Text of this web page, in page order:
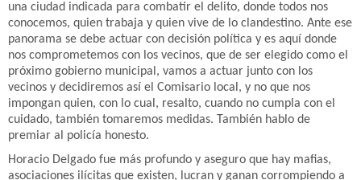
una ciudad indicada para combatir el delito, donde todos nos
conocemos, quien trabaja y quien vive de lo clandestino. Ante ese
panorama se debe actuar con decisión política y es aquí donde
nos comprometemos con los vecinos, que de ser elegido como el
próximo gobierno municipal, vamos a actuar junto con los
vecinos y decidiremos así el Comisario local, y no que nos
impongan quien, con lo cual, resalto, cuando no cumpla con el
cuidado, también tomaremos medidas. También hablo de
premiar al policía honesto.
Horacio Delgado fue más profundo y aseguro que hay mafias,
asociaciones ilícitas que existen, lucran y ganan corrompiendo a